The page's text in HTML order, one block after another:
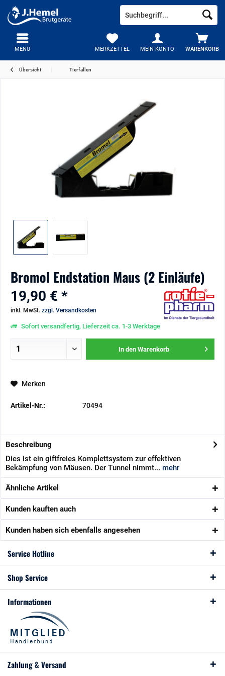
WARENKORB
MERKZETTEL MEIN KONTO
MENÜ
Übersicht Tierfallen
Bromol Endstation Maus (2 Einläufe)
19,90 € *
inkl. MwSt. zzgl. Versandkosten
Sofort versandfertig, Lieferzeit ca. 1-3 Werktage
In den Warenkorb
Merken
Artikel-Nr.: 70494
Beschreibung
Dies ist ein giftfreies Komplettsystem zur effektiven
Bekämpfung von Mäusen. Der Tunnel nimmt... mehr
Ähnliche Artikel
Kunden kauften auch
Kunden haben sich ebenfalls angesehen
Service Hotline
Shop Service
Informationen
Zahlung & Versand